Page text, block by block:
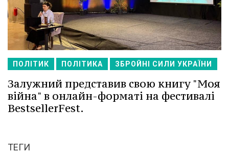
ПОЛІТИК ПОЛІТИКА ЗБРОЙНІ СИЛИ УКРАЇНИ
Залужний представив свою книгу "Моя
війна" в онлайн-форматі на фестивалі
BestsellerFest.
ТЕГИ